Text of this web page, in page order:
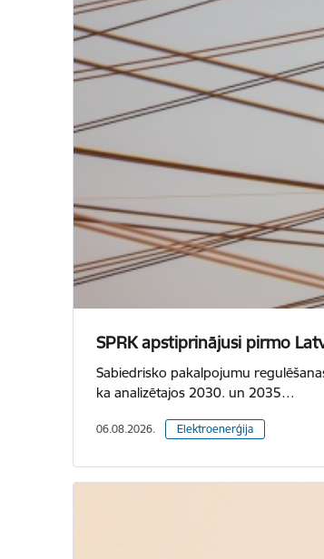
SPRK apstiprinājusi pirmo
Sabiedrisko pakalpojumu
ka analizētajos 2030. un 2035…
06.08.2026. Elektroenerģija